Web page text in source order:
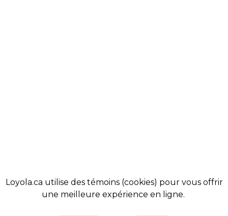
Loyola.ca utilise des témoins (cookies) pour vous offrir
une meilleure expérience en ligne.